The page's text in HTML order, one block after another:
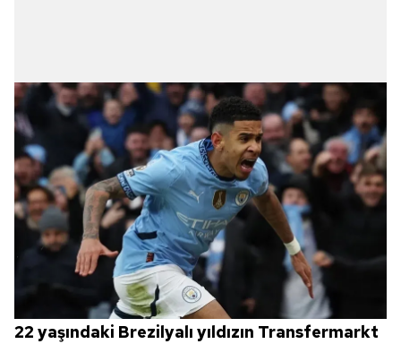
22 yaşındaki Brezilyalı yıldızın Transfermarkt